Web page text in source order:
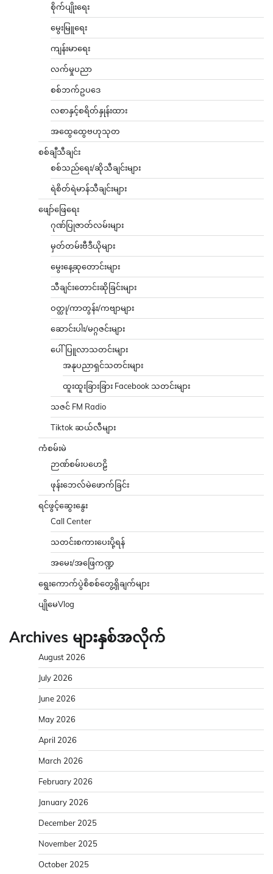
စိုက်ပျိုးရေး
မွေးမြူရေး
ကျန်းမာရေး
လက်မှုပညာ
စစ်ဘက်ဥပဒေ
လစာနှင့်စရိတ်နှုန်းထား
အထွေထွေဗဟုသုတ
စစ်ချီသီချင်း
စစ်သည်ရေး/ဆိုသီချင်းများ
ရဲစိတ်ရဲမာန်သီချင်းများ
ဖျော်ဖြေရေး
ဂုဏ်ပြုဇာတ်လမ်းများ
မှတ်တမ်းဗီဒီယိုများ
မွေးနေ့ဆုတောင်းများ
သီချင်းတောင်းဆိုခြင်းများ
ဝတ္ထု/ကာတွန်း/ကဗျာများ
ဆောင်းပါး/မဂ္ဂဇင်းများ
ပေါ်ပြူလာသတင်းများ
အနုပညာရှင်သတင်းများ
ထူးထူးခြားခြား Facebook သတင်းများ
သဇင် FM Radio
Tiktok ဆယ်လီများ
ကံစမ်းမဲ
ဉာဏ်စမ်းပဟေဠိ
ဖုန်းဘေလ်မဲဖောက်ခြင်း
ရင်ဖွင့်ဆွေးနွေး
Call Center
သတင်းစကားပေးပို့ရန်
အမေး/အဖြေကဏ္ဍ
ရွေးကောက်ပွဲစိစစ်တွေ့ရှိချက်များ
ပျိုမေVlog
Archives များနှစ်အလိုက်
August 2026
July 2026
June 2026
May 2026
April 2026
March 2026
February 2026
January 2026
December 2025
November 2025
October 2025